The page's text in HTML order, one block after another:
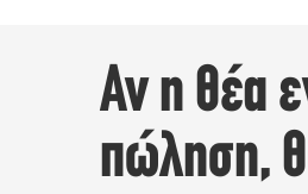
Αν η θέα
πώληση,